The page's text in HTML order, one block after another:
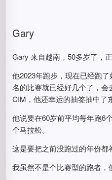
Gary
Gary 来自越南，50多岁了，正
他2023年跑步，现在已经跑
名的比赛就已经好几个了，
CIM，他还幸运的抽签抽中了
他说要在60岁前平均每年跑6
个马拉松。
这是要把之前没跑过的年份都
我虽然不是个比赛型的跑者，